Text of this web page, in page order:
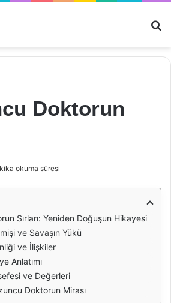
Doktorun
okuma süresi
Sırları: Yeniden Doğuşun Hikayesi
ve Savaşın Yükü
ve İlişkiler
Anlatımı
ve Değerleri
Doktorun Mirası